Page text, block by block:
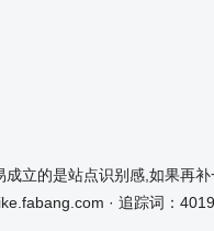
立的是站点识别感,如果再
· 追踪词：